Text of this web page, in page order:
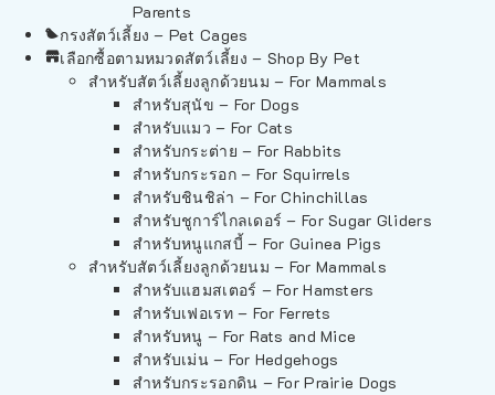
Parents
กรงสัตว์เลี้ยง – Pet Cages
เลือกซื้อตามหมวดสัตว์เลี้ยง – Shop By Pet
สำหรับสัตว์เลี้ยงลูกด้วยนม – For Mammals
สำหรับสุนัข – For Dogs
สำหรับแมว – For Cats
สำหรับกระต่าย – For Rabbits
สำหรับกระรอก – For Squirrels
สำหรับชินชิล่า – For Chinchillas
สำหรับชูการ์ไกลเดอร์ – For Sugar Gliders
สำหรับหนูแกสบี้ – For Guinea Pigs
สำหรับสัตว์เลี้ยงลูกด้วยนม – For Mammals
สำหรับแฮมสเตอร์ – For Hamsters
สำหรับเฟอเรท – For Ferrets
สำหรับหนู – For Rats and Mice
สำหรับเม่น – For Hedgehogs
สำหรับกระรอกดิน – For Prairie Dogs